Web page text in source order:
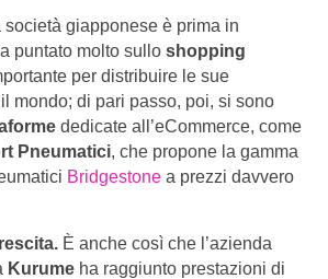
società giapponese è prima in
puntato molto sullo shopping
per distribuire le sue
mondo; di pari passo, poi, si sono
dedicate all’eCommerce, come
Pneumatici, che propone la gamma
Bridgestone a prezzi davvero
È anche così che l’azienda
Kurume ha raggiunto prestazioni di